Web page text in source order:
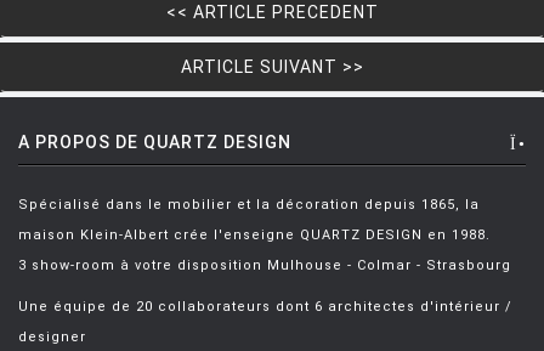
MAGIS
MANUTTI
<< ARTICLE PRECEDENT
ARTICLE SUIVANT >>
A PROPOS DE QUARTZ DESIGN
Spécialisé dans le mobilier et la décoration depuis 1865, la
maison Klein-Albert crée l'enseigne QUARTZ DESIGN en 1988.
3 show-room à votre disposition Mulhouse - Colmar - Strasbourg
Une équipe de 20 collaborateurs dont 6 architectes d'intérieur /
designer